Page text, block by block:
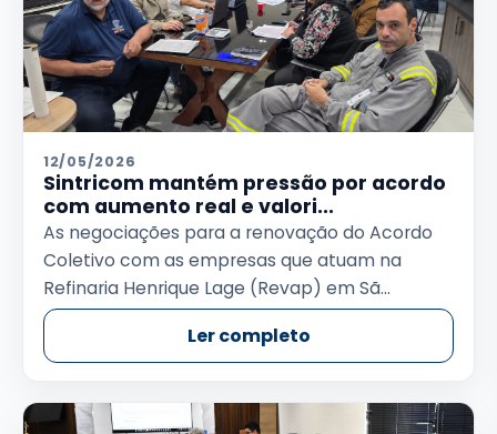
12/05/2026
Sintricom mantém pressão por acordo
com aumento real e valori...
As negociações para a renovação do Acordo
Coletivo com as empresas que atuam na
Refinaria Henrique Lage (Revap) em Sã...
Ler completo